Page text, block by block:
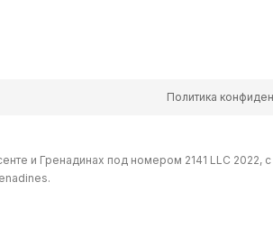
Политика
и Гренадинах под номером 2141 LLC 2022,